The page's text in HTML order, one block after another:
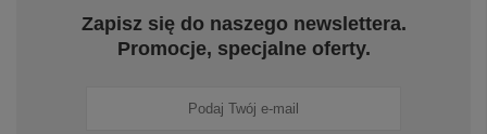
Zapisz się do naszego newslettera.
Promocje, specjalne oferty.